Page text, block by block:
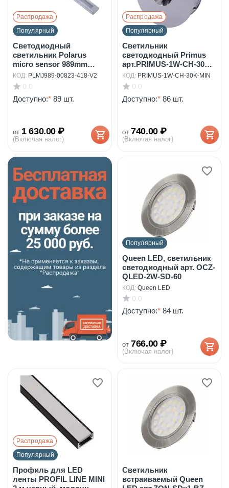
Распродажа
Популярный
Светодиодный
светильник Polarus
micro sensor 989mm
4.5W/1...
КОД: PLMJ989-00823-418-V2
0.0
Доступно:* 89 шт.
от 1 630.00 ₽
(Включая налог)
Распродажа
Популярный
Светильник
светодиодный Primus
арт.PRIMUS-1W-CH-30K-
MIN
КОД: PRIMUS-1W-CH-30K-MIN
0.0
Доступно:* 86 шт.
от 740.00 ₽
(Включая налог)
Популярный
Queen LED, светильник
светодиодный арт. OCZ-
QLED-2W-SD-60
КОД: Queen LED
0.0
Доступно:* 84 шт.
от 766.00 ₽
(Включая налог)
Распродажа
Популярный
Профиль для LED
ленты PROFIL LINE MINI
Светильник
встраиваемый Queen